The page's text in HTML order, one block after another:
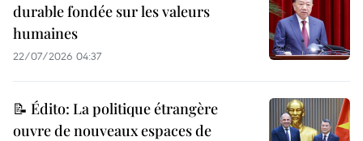
durable fondée sur les valeurs
humaines
22/07/2026 04:37
📝 Édito: La politique étrangère
ouvre de nouveaux espaces de